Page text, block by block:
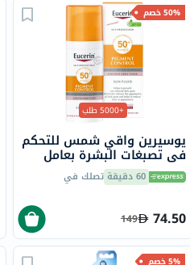
50% خصم
+5000 طلب
يوسيرين واقي شمس للتحكم
في تصبغات البشرة بعامل
حماية من الشمس 50+ سائل
حماية من أشعة الشمس
60 دقيقة تصلك في
74.50
149
5% خصم